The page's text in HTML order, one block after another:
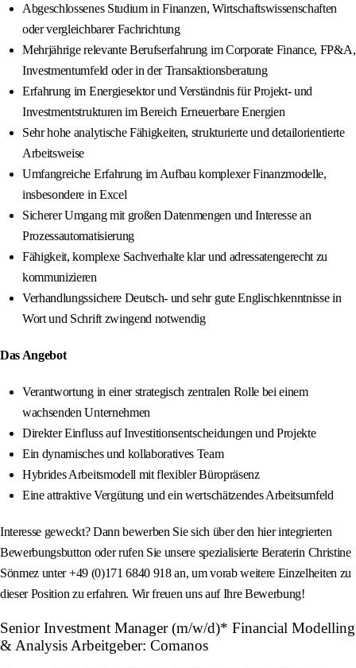
Abgeschlossenes Studium in Finanzen, Wirtschaftswissenschaften
oder vergleichbarer Fachrichtung
Mehrjährige relevante Berufserfahrung im Corporate Finance, FP&A,
Investmentumfeld oder in der Transaktionsberatung
Erfahrung im Energiesektor und Verständnis für Projekt- und
Investmentstrukturen im Bereich Erneuerbare Energien
Sehr hohe analytische Fähigkeiten, strukturierte und detailorientierte
Arbeitsweise
Umfangreiche Erfahrung im Aufbau komplexer Finanzmodelle,
insbesondere in Excel
Sicherer Umgang mit großen Datenmengen und Interesse an
Prozessautomatisierung
Fähigkeit, komplexe Sachverhalte klar und adressatengerecht zu
kommunizieren
Verhandlungssichere Deutsch- und sehr gute Englischkenntnisse in
Wort und Schrift zwingend notwendig
Das Angebot
Verantwortung in einer strategisch zentralen Rolle bei einem
wachsenden Unternehmen
Direkter Einfluss auf Investitionsentscheidungen und Projekte
Ein dynamisches und kollaboratives Team
Hybrides Arbeitsmodell mit flexibler Büropräsenz
Eine attraktive Vergütung und ein wertschätzendes Arbeitsumfeld
Interesse geweckt? Dann bewerben Sie sich über den hier integrierten
Bewerbungsbutton oder rufen Sie unsere spezialisierte Beraterin Christine
Sönmez unter +49 (0)171 6840 918 an, um vorab weitere Einzelheiten zu
dieser Position zu erfahren. Wir freuen uns auf Ihre Bewerbung!
Senior Investment Manager (m/w/d)* Financial Modelling
& Analysis Arbeitgeber: Comanos